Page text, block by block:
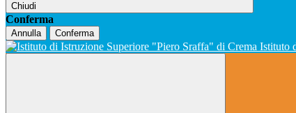
Chiudi
Conferma
Annulla Conferma
Istituto